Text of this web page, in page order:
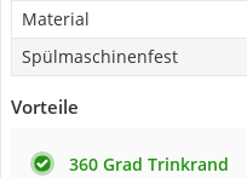
Material
Spülmaschinenfest
Vorteile
360 Grad Trinkrand